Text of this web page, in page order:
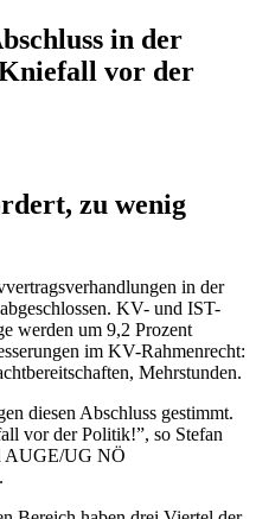
in der
vor der
zu wenig
in der
KV- und IST-
werden um 9,2 Prozent
im KV-Rahmenrecht:
Mehrstunden.
diesen Abschluss gestimmt.
vor der Politik!”, so Stefan
AUGE/UG NÖ